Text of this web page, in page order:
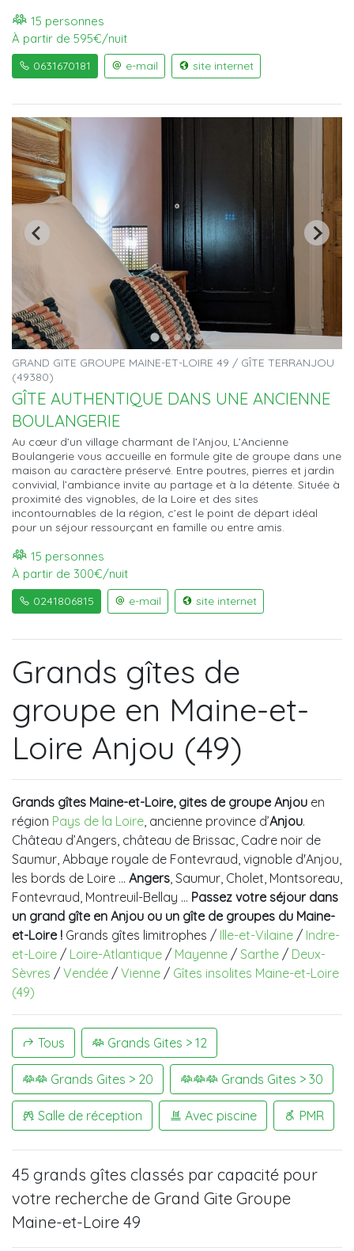
15 personnes
À partir de 595€/nuit
0631670181 e-mail site internet
GRAND GITE GROUPE MAINE-ET-LOIRE 49 / GÎTE TERRANJOU
(49380)
GÎTE AUTHENTIQUE DANS UNE ANCIENNE
BOULANGERIE
Au cœur d’un village charmant de l’Anjou, L’Ancienne
Boulangerie vous accueille en formule gîte de groupe dans une
maison au caractère préservé. Entre poutres, pierres et jardin
convivial, l’ambiance invite au partage et à la détente. Située à
proximité des vignobles, de la Loire et des sites
incontournables de la région, c’est le point de départ idéal
pour un séjour ressourçant en famille ou entre amis.
15 personnes
À partir de 300€/nuit
0241806815 e-mail site internet
Grands gîtes de
groupe en Maine-et-
Loire Anjou (49)
Grands gîtes Maine-et-Loire, gites de groupe Anjou en
région Pays de la Loire , ancienne province d’Anjou.
Château d’Angers, château de Brissac, Cadre noir de
Saumur, Abbaye royale de Fontevraud, vignoble d'Anjou,
les bords de Loire ... Angers , Saumur, Cholet, Montsoreau,
Fontevraud, Montreuil-Bellay … Passez votre séjour dans
un grand gîte en Anjou ou un gîte de groupes du Maine-
et-Loire ! Grands gîtes limitrophes / Ille-et-Vilaine / Indre-
et-Loire / Loire-Atlantique / Mayenne / Sarthe / Deux-
Sèvres / Vendée / Vienne / Gîtes insolites Maine-et-Loire
(49)
Tous Grands Gites > 12
Grands Gites > 20 Grands Gites > 30
Salle de réception Avec piscine PMR
45 grands gîtes classés par capacité pour
votre recherche de Grand Gite Groupe
Maine-et-Loire 49